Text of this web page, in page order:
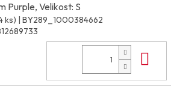
Purple, Velikost: S
ks) | BY289_1000384662